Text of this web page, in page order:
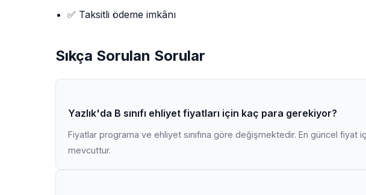
✅ Taksitli ödeme imkânı
Sıkça Sorulan Sorular
Yazlık'da B sınıfı ehliyet fiyatları için kaç para gerekiyor?
Fiyatlar programa ve ehliyet sınıfına göre değişmektedir. En güncel fiyat
mevcuttur.